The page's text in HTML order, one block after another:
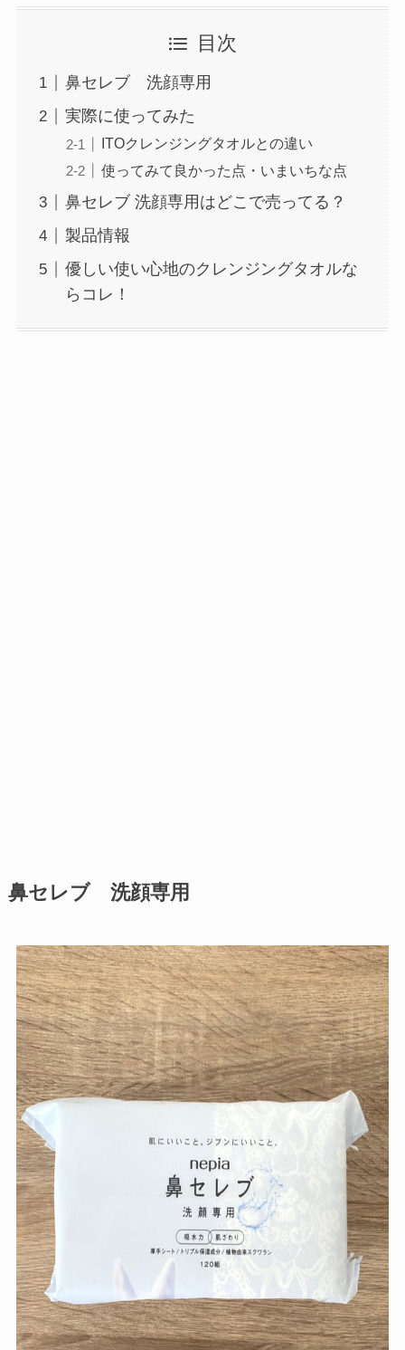
目次
鼻セレブ 洗顔専用
実際に使ってみた
ITOクレンジングタオルとの違い
使ってみて良かった点・いまいちな点
鼻セレブ 洗顔専用はどこで売ってる？
製品情報
優しい使い心地のクレンジングタオルな
らコレ！
鼻セレブ 洗顔専用